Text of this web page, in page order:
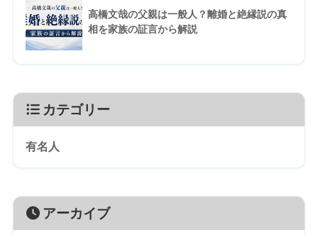
高橋文哉の父親は一般人？離婚と絶縁説の真
相を家族の証言から解説
カテゴリー
有名人
アーカイブ